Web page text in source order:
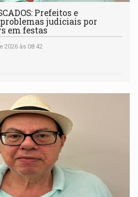
Prefeitos e
judiciais por
em festas
2026 às 08:42